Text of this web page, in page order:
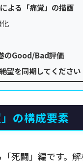
よる「痛覚」の描画
のGood/Bad評価
望を同期してください
の構成要素
死闘」編です。